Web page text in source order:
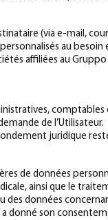
(via e-mail,
au
affiliées au Gruppo
comptables
de l’Utilisateur.
juridique
de données
ainsi que le
des données
a donné son